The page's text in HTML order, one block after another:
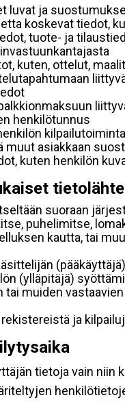
luvat ja
koskevat tiedot,
tuote- ja
kuten, ottelut,
henkilötunnus
muut asiakkaan
kuten henkilön
suoraan
puhelimitse,
kautta, tai
(ylläpitäjä)
tai muiden
ja
tietoja vain niin